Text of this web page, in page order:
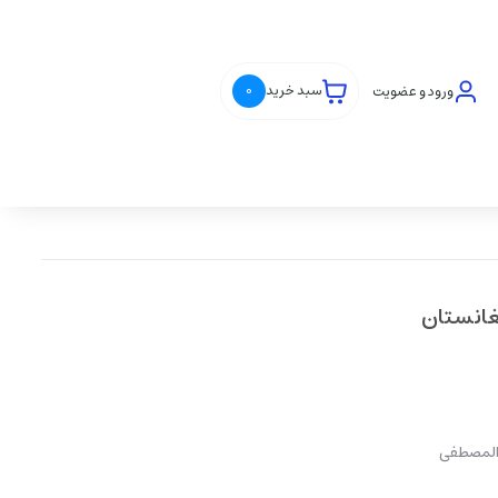
ورود و عضویت سبد خرید 0
المصطفی